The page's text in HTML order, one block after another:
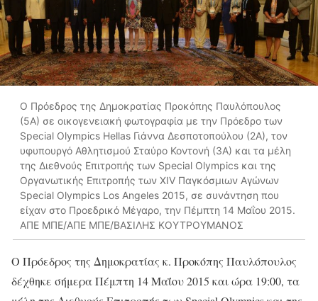
Ο Πρόεδρος της Δημοκρατίας Προκόπης Παυλόπουλος
(5Α) σε οικογενειακή φωτογραφία με την Πρόεδρο των
Special Olympics Hellas Γιάννα Δεσποτοπούλου (2Α), τον
υφυπουργό Αθλητισμού Σταύρο Κοντονή (3Α) και τα μέλη
της Διεθνούς Επιτροπής των Special Olympics και της
Οργανωτικής Επιτροπής των ΧΙV Παγκόσμιων Αγώνων
Special Olympics Los Angeles 2015, σε συνάντηση που
είχαν στο Προεδρικό Μέγαρο, την Πέμπτη 14 Μαΐου 2015.
ΑΠΕ ΜΠΕ/ΑΠΕ ΜΠΕ/ΒΑΣΙΛΗΣ ΚΟΥΤΡΟΥΜΑΝΟΣ
Ο Πρόεδρος της Δημοκρατίας κ. Προκόπης Παυλόπουλος
δέχθηκε σήμερα Πέμπτη 14 Μαΐου 2015 και ώρα 19:00, τα